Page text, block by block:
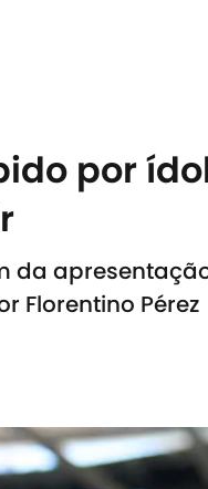
por
da
Florentino Pérez